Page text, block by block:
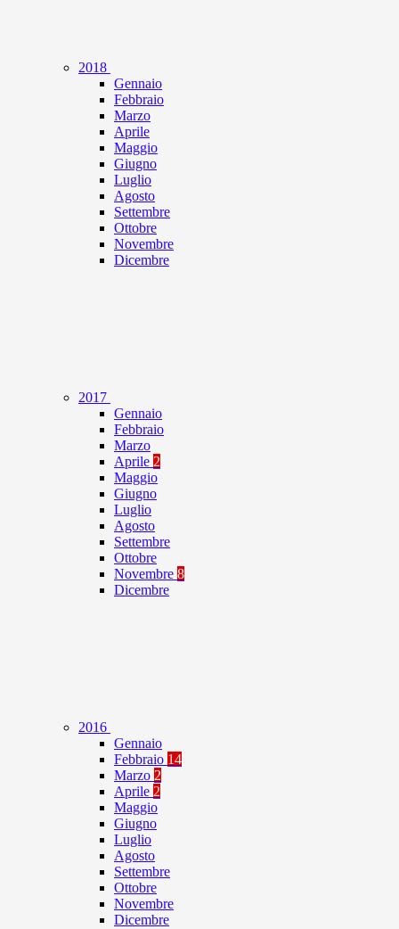
2018
Gennaio
Febbraio
Marzo
Aprile
Maggio
Giugno
Luglio
Agosto
Settembre
Ottobre
Novembre
Dicembre
2017
Gennaio
Febbraio
Marzo
Aprile 2
Maggio
Giugno
Luglio
Agosto
Settembre
Ottobre
Novembre 8
Dicembre
2016
Gennaio
Febbraio 14
Marzo 2
Aprile 2
Maggio
Giugno
Luglio
Agosto
Settembre
Ottobre
Novembre
Dicembre